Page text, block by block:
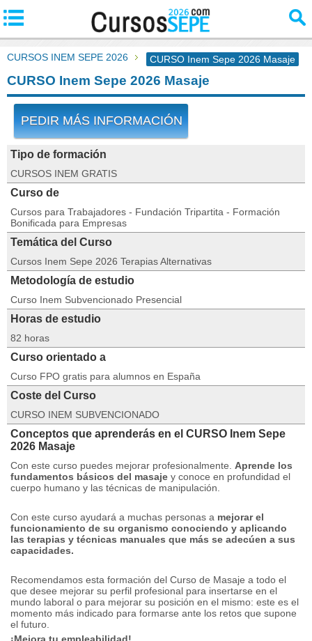
CURSOS INEM SEPE 2026 CURSO Inem Sepe 2026 Masaje
CURSO Inem Sepe 2026 Masaje
PEDIR MÁS INFORMACIÓN
Tipo de formación
CURSOS INEM GRATIS
Curso de
Cursos para Trabajadores - Fundación Tripartita - Formación
Bonificada para Empresas
Temática del Curso
Cursos Inem Sepe 2026 Terapias Alternativas
Metodología de estudio
Curso Inem Subvencionado Presencial
Horas de estudio
82 horas
Curso orientado a
Curso FPO gratis para alumnos en España
Coste del Curso
CURSO INEM SUBVENCIONADO
Conceptos que aprenderás en el CURSO Inem Sepe
2026 Masaje
Con este curso puedes mejorar profesionalmente. Aprende los
fundamentos básicos del masaje y conoce en profundidad el
cuerpo humano y las técnicas de manipulación.
Con este curso ayudará a muchas personas a mejorar el
funcionamiento de su organismo conociendo y aplicando
las terapias y técnicas manuales que más se adecúen a sus
capacidades.
Recomendamos esta formación del Curso de Masaje a todo el
que desee mejorar su perfil profesional para insertarse en el
mundo laboral o para mejorar su posición en el mismo: este es el
momento más indicado para formarse ante los retos que supone
el futuro.